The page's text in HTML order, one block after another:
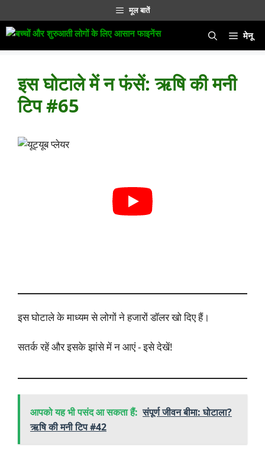
पर
जाएं
मूल बातें
मेनू
इस घोटाले में न फंसें: ऋषि की मनी
टिप #65
इस घोटाले के माध्यम से लोगों ने हजारों डॉलर खो दिए हैं।
सतर्क रहें और इसके झांसे में न आएं - इसे देखें!
आपको यह भी पसंद आ सकता हैं: संपूर्ण जीवन बीमा: घोटाला?
ऋषि की मनी टिप #42